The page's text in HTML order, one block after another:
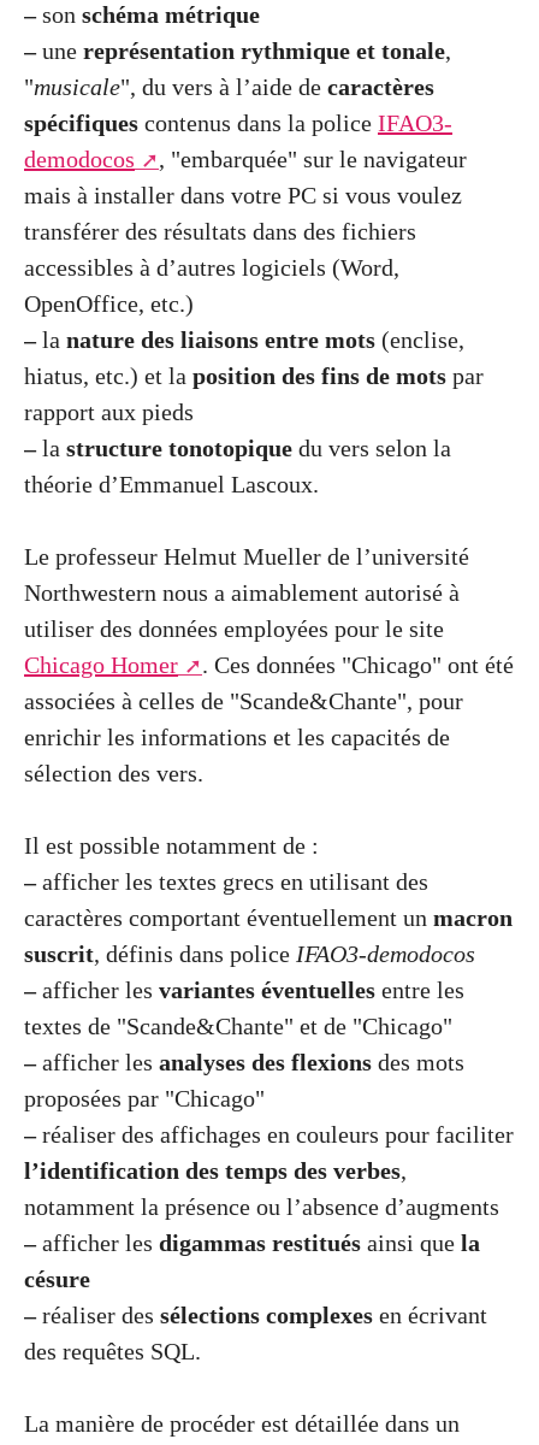
–son schéma métrique
–une représentation rythmique et tonale,
"musicale", du vers à l’aide de caractères
spécifiques contenus dans la police IFAO3-
demodocos
, "embarquée" sur le navigateur
mais à installer dans votre PC si vous voulez
transférer des résultats dans des fichiers
accessibles à d’autres logiciels (Word,
OpenOffice, etc.)
–la nature des liaisons entre mots (enclise,
hiatus, etc.) et la position des fins de mots par
rapport aux pieds
–la structure tonotopique du vers selon la
théorie d’Emmanuel Lascoux.
Le professeur Helmut Mueller de l’université
Northwestern nous a aimablement autorisé à
utiliser des données employées pour le site
Chicago Homer
. Ces données "Chicago" ont été
associées à celles de "Scande&Chante", pour
enrichir les informations et les capacités de
sélection des vers.
Il est possible notamment de :
–afficher les textes grecs en utilisant des
caractères comportant éventuellement un macron
suscrit, définis dans police IFAO3-demodocos
–afficher les variantes éventuelles entre les
textes de "Scande&Chante" et de "Chicago"
–afficher les analyses des flexions des mots
proposées par "Chicago"
–réaliser des affichages en couleurs pour faciliter
l’identification des temps des verbes,
notamment la présence ou l’absence d’augments
–afficher les digammas restitués ainsi que la
césure
–réaliser des sélections complexes en écrivant
des requêtes SQL.
La manière de procéder est détaillée dans un